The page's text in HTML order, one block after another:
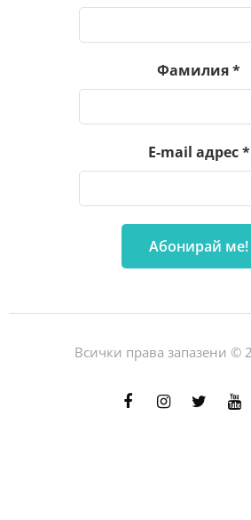
Фамилия*
E-mail адрес*
Всички права запазени ©